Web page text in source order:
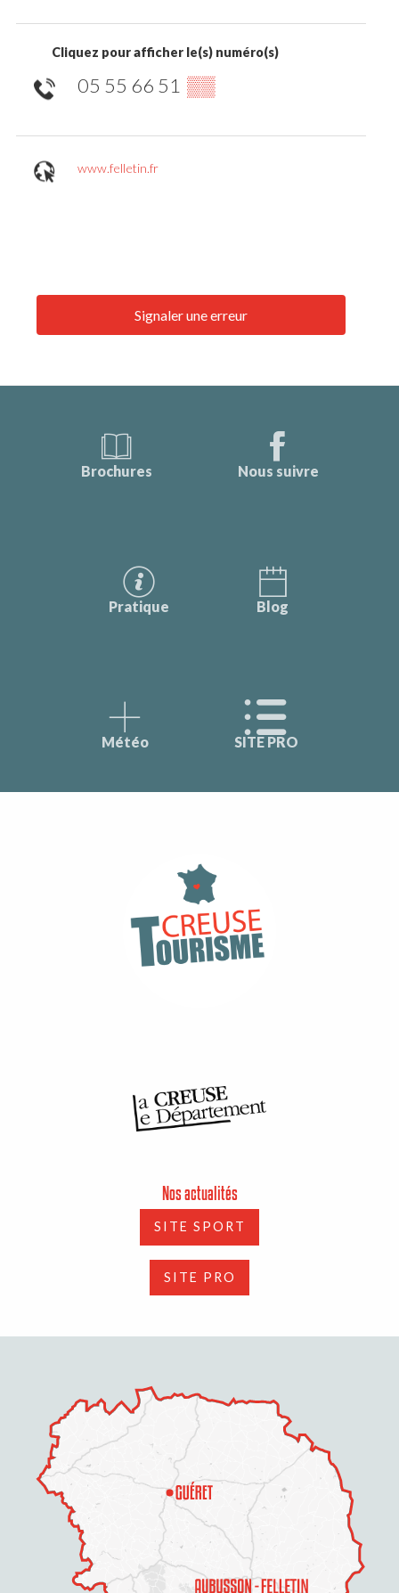
Cliquez pour afficher le(s) numéro(s)
05 55 66 51 ▒▒
www.felletin.fr
Signaler une erreur
Brochures Nous suivre
Pratique Blog
Météo SITE PRO
Nos actualités
SITE SPORT
SITE PRO